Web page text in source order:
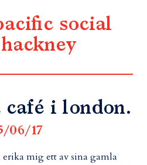
social
i london.
06/17
erika mig ett av sina gamla